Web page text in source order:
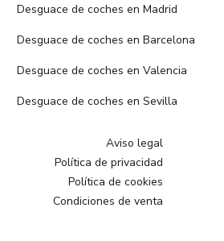
Desguace de coches en Madrid
Desguace de coches en Barcelona
Desguace de coches en Valencia
Desguace de coches en Sevilla
Aviso legal
Política de privacidad
Política de cookies
Condiciones de venta